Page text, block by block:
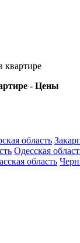
квартире
- Цены
область
Одесская
область